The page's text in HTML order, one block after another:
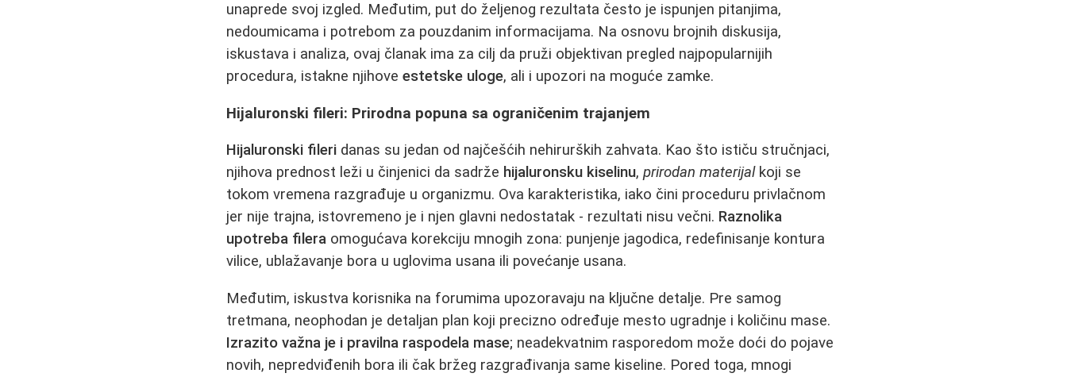
unaprede svoj izgled. Međutim, put do željenog rezultata često je ispunjen pitanjima,
nedoumicama i potrebom za pouzdanim informacijama. Na osnovu brojnih diskusija,
iskustava i analiza, ovaj članak ima za cilj da pruži objektivan pregled najpopularnijih
procedura, istakne njihoveestetske uloge, ali i upozori na moguće zamke.
Hijaluronski fileri: Prirodna popuna sa ograničenim trajanjem
Hijaluronski fileri danas su jedan od najčešćih nehirurških zahvata. Kao što ističu stručnjaci,
njihova prednost leži u činjenici da sadrže hijaluronsku kiselinu,prirodan materijalkoji se
tokom vremena razgrađuje u organizmu. Ova karakteristika, iako čini proceduru privlačnom
jer nije trajna, istovremeno je i njen glavni nedostatak - rezultati nisu večni. Raznolika
upotreba filera omogućava korekciju mnogih zona: punjenje jagodica, redefinisanje kontura
vilice, ublažavanje bora u uglovima usana ili povećanje usana.
Međutim, iskustva korisnika na forumima upozoravaju na ključne detalje. Pre samog
tretmana, neophodan je detaljan plan koji precizno određuje mesto ugradnje i količinu mase.
Izrazito važna je i pravilna raspodela mase; neadekvatnim rasporedom može doći do pojave
novih, nepredviđenih bora ili čak bržeg razgrađivanja same kiseline. Pored toga, mnogi